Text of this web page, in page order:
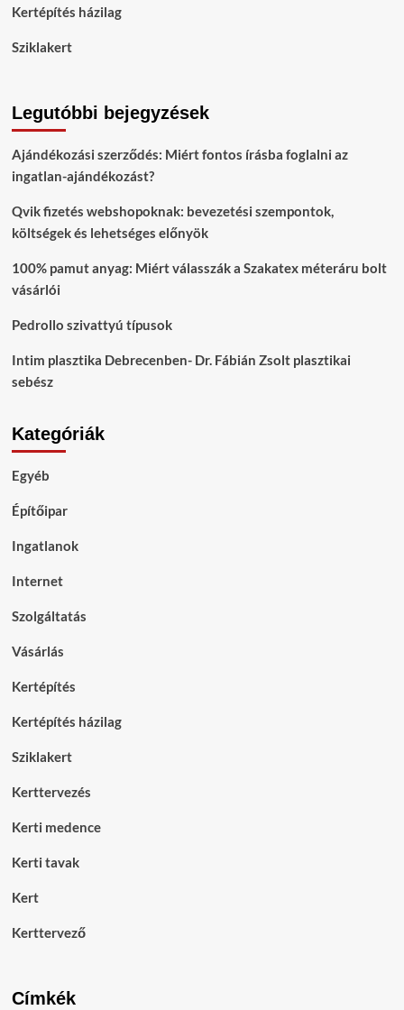
Kertépítés házilag
Sziklakert
Legutóbbi bejegyzések
Ajándékozási szerződés: Miért fontos írásba foglalni az
ingatlan-ajándékozást?
Qvik fizetés webshopoknak: bevezetési szempontok,
költségek és lehetséges előnyök
100% pamut anyag: Miért válasszák a Szakatex méteráru bolt
vásárlói
Pedrollo szivattyú típusok
Intim plasztika Debrecenben- Dr. Fábián Zsolt plasztikai
sebész
Kategóriák
Egyéb
Építőipar
Ingatlanok
Internet
Szolgáltatás
Vásárlás
Kertépítés
Kertépítés házilag
Sziklakert
Kerttervezés
Kerti medence
Kerti tavak
Kert
Kerttervező
Címkék